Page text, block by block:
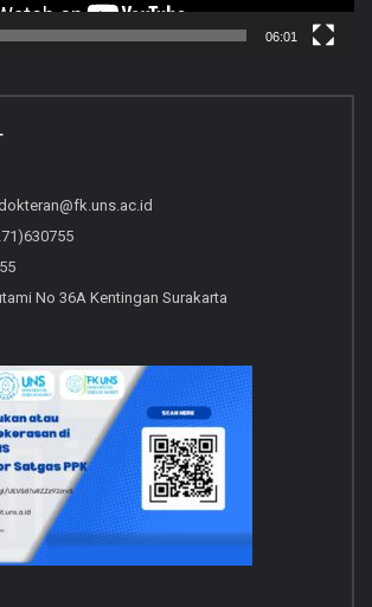
06:01
No 36A Kentingan Surakarta